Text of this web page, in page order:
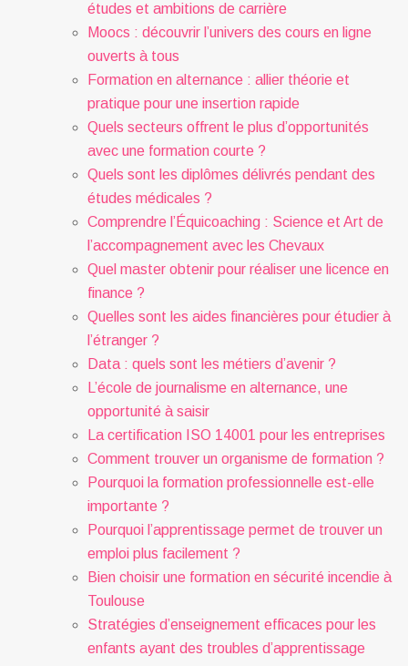
études et ambitions de carrière
Moocs : découvrir l’univers des cours en ligne
ouverts à tous
Formation en alternance : allier théorie et
pratique pour une insertion rapide
Quels secteurs offrent le plus d’opportunités
avec une formation courte ?
Quels sont les diplômes délivrés pendant des
études médicales ?
Comprendre l’Équicoaching : Science et Art de
l’accompagnement avec les Chevaux
Quel master obtenir pour réaliser une licence en
finance ?
Quelles sont les aides financières pour étudier à
l’étranger ?
Data : quels sont les métiers d’avenir ?
L’école de journalisme en alternance, une
opportunité à saisir
La certification ISO 14001 pour les entreprises
Comment trouver un organisme de formation ?
Pourquoi la formation professionnelle est-elle
importante ?
Pourquoi l’apprentissage permet de trouver un
emploi plus facilement ?
Bien choisir une formation en sécurité incendie à
Toulouse
Stratégies d’enseignement efficaces pour les
enfants ayant des troubles d’apprentissage